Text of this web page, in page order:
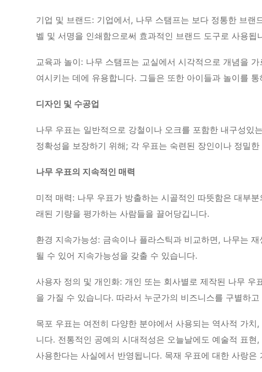
기업 및 브랜드: 기업에서, 나무 스탬프는 보다 정통한 브
벨 및 서명을 인쇄함으로써 효과적인 브랜드 도구로 사용됩
교육과 놀이: 나무 스탬프는 교실에서 시각적으로 개념을
여시키는 데에 유용합니다. 그들은 또한 아이들과 놀이를
디자인 및 수공업
나무 우표는 일반적으로 강철이나 오크를 포함한 내구성있
정확성을 보장하기 위해; 각 우표는 숙련된 장인이나 정밀
나무 우표의 지속적인 매력
미적 매력: 나무 우표가 방출하는 시골적인 따뜻함은 대부
래된 기량을 평가하는 사람들을 끌어당깁니다.
환경 지속가능성: 금속이나 플라스틱과 비교하면, 나무는
될 수 있어 지속가능성을 갖출 수 있습니다.
사용자 정의 및 개인화: 개인 또는 회사별로 제작된 나무
을 가질 수 있습니다. 따라서 누군가의 비즈니스를 구별하
목포 우표는 여전히 다양한 분야에서 사용되는 역사적 가
니다. 전통적인 공예의 시대적성은 오늘날에도 예술적 표
사용한다는 사실에서 반영됩니다. 목재 우표에 대한 사랑